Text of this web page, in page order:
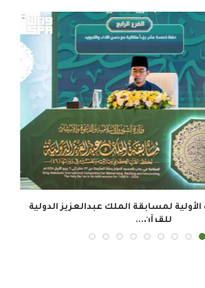
لمسابقة الملك عبدالعزيز الدولية
للقرآن...